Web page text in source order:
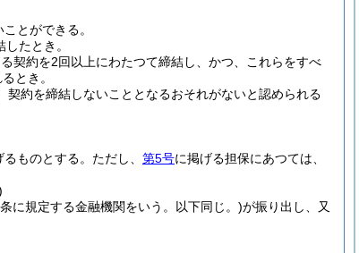
とができる。
たとき。
契約を2回以上にわたつて締結し、かつ、これらをすべ
とき。
約を締結しないこととなるおそれがないと認められる
ものとする。 ただし、 第5号に掲げる担保にあつては、
に規定する金融機関をいう。以下同じ。)が振り出し、又